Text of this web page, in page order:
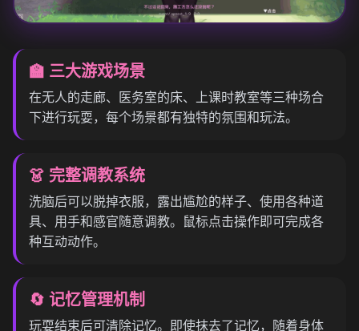
🏫 三大游戏场景
在无人的走廊、医务室的床、上课时教室等三种场合
下进行玩耍，每个场景都有独特的氛围和玩法。
👗 完整调教系统
洗脑后可以脱掉衣服，露出尴尬的样子、使用各种道
具、用手和感官随意调教。鼠标点击操作即可完成各
种互动动作。
🔄 记忆管理机制
玩耍结束后可清除记忆。即使抹去了记忆，随着身体